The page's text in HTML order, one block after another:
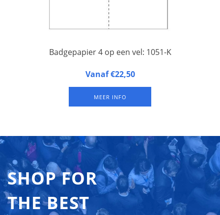
Badgepapier 4 op een vel: 1051-K
Badgepapier met 4 badges op een A4-vel geperforeerd
printers. Verpakt per 25 of per 100 vel.
Vanaf €22,50
MEER INFO
SHOP FOR
THE BEST